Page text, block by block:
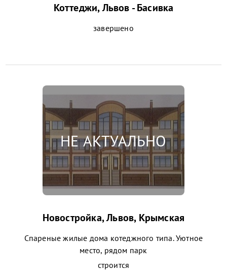
Коттеджи, Львов - Басивка
завершено
Новостройка, Львов, Крымская
Спареные жилые дома котеджного типа. Уютное
место, рядом парк
строится